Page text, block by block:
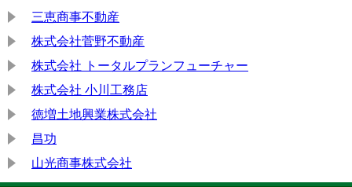
三恵商事不動産
株式会社菅野不動産
株式会社 トータルプランフューチャー
株式会社 小川工務店
徳増土地興業株式会社
昌功
山光商事株式会社